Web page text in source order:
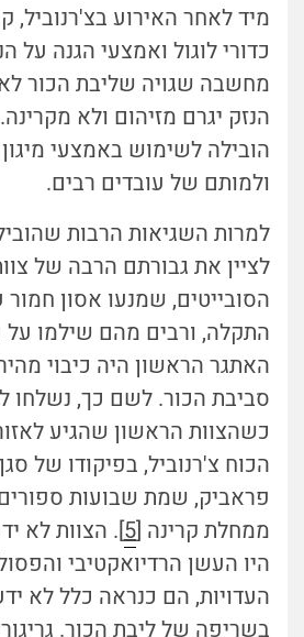
מיד לאחר האירוע בצ'רנוביל,
כדורי לוגול ואמצעי הגנה על
מחשבה שגויה שליבת הכור
הנזק יגרם מזיהום ולא
הובילה לשימוש באמצעי מיגון
ולמותם של עובדים רבים.
למרות השגיאות הרבות
לציין את גבורתם הרבה של
הסובייטים, שמנעו אסון חמור
התקלה, ורבים מהם שילמו על
האתגר הראשון היה כיבוי
סביבת הכור. לשם כך, נשלחו
כשהצוות הראשון שהגיע
הכוח צ'רנוביל, בפיקודו של
פראביק, שמת שבועות
ממחלת קרינה [5]. הצוות לא
היו העשן הרדיואקטיבי
העדויות, הם כנראה כלל לא
בשריפה של ליבת הכור.